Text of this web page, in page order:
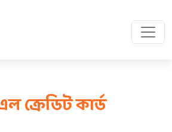
ক্রেডিট কার্ড